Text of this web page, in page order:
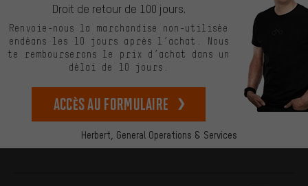
Herbert, General Operations & Services
Droit de retour de 100 jours.
Renvoie-nous la marchandise non-utilisée
endéans les 10 jours après l’achat. Nous
te rembourserons le prix d’achat dans un
délai de 10 jours.
Accès au formulaire